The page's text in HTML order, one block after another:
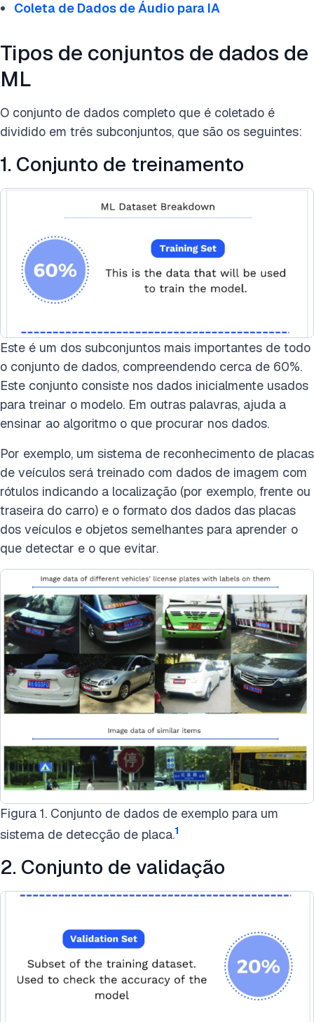
Coleta de Dados de Áudio para IA
Tipos de conjuntos de dados de
ML
O conjunto de dados completo que é coletado é
dividido em três subconjuntos, que são os seguintes:
1. Conjunto de treinamento
Este é um dos subconjuntos mais importantes de todo
o conjunto de dados, compreendendo cerca de 60%.
Este conjunto consiste nos dados inicialmente usados
para treinar o modelo. Em outras palavras, ajuda a
ensinar ao algoritmo o que procurar nos dados.
Por exemplo, um sistema de reconhecimento de placas
de veículos será treinado com dados de imagem com
rótulos indicando a localização (por exemplo, frente ou
traseira do carro) e o formato dos dados das placas
dos veículos e objetos semelhantes para aprender o
que detectar e o que evitar.
Figura 1. Conjunto de dados de exemplo para um
sistema de detecção de placa.1
2. Conjunto de validação